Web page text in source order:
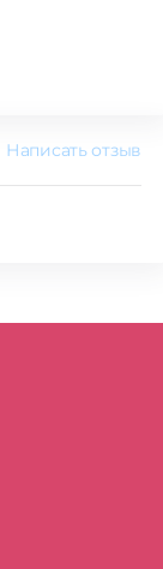
Написать отзыв